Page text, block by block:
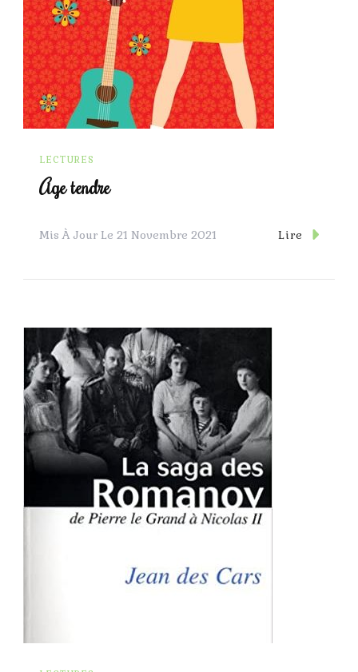
LECTURES
Age tendre
Mis À Jour Le 21 Novembre 2021 Lire